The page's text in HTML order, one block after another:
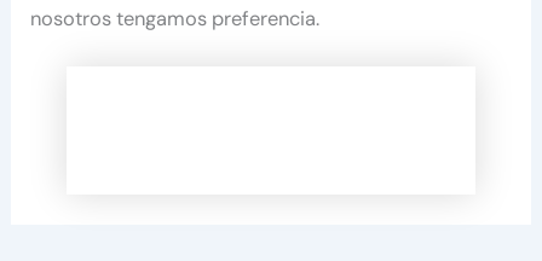
nosotros tengamos preferencia.